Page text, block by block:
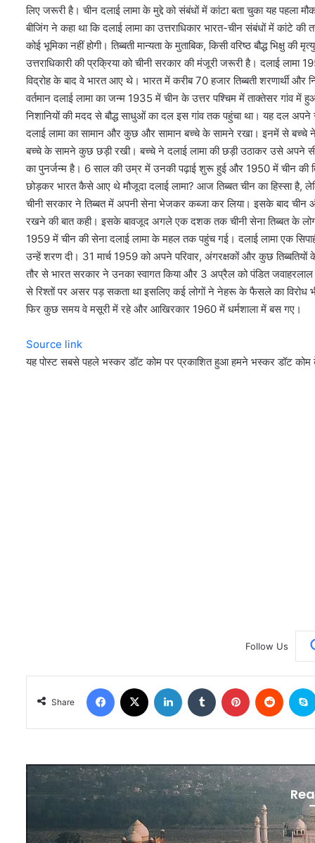
लिए जरूरी है। चीन दलाई लामा के मुद्दे को संबंधों में कांटा बता चुका यह पहला
बीजिंग ने कहा था कि दलाई लामा का उत्तराधिकार भारत-चीन संबंधों में कांटे
कोई भूमिका नहीं होगी। तिब्बती मान्यता के मुताबिक, किसी वरिष्ठ बौद्ध भिक्षु
उत्तराधिकारी की प्रक्रिया को चीनी सरकार की मंजूरी जरूरी है। दलाई
विद्रोह के बाद वे भारत आए थे। भारत में करीब 70 हजार तिब्बती शरणार्थी और
वर्तमान दलाई लामा का जन्म 1935 में चीन के उत्तर पश्चिम में ताक्तेसर गांव में
निशानियों की मदद से बौद्ध साधुओं का दल इस गांव तक पहुंचा था। यह दल
दलाई लामा का सामान और कुछ और सामान बच्चे के सामने रखा। इनमें से बच्चे
बच्चे के सामने कुछ छड़ी रखी। बच्चे ने दलाई लामा की छड़ी उठाकर उसे अपने
का पुनर्जन्म है। 6 साल की उम्र में उनकी पढ़ाई शुरू हुई और 1950 में चीन की
छोड़कर भारत कैसे आए थे मौजूदा दलाई लामा? आज तिब्बत चीन का हिस्सा है,
चीनी सरकार ने तिब्बत में अपनी सेना भेजकर कब्जा कर लिया। इसके बाद चीन
रखने की बात कही। इसके बावजूद अगले एक दशक तक चीनी सेना तिब्बत के लोगों
1959 में चीन की सेना दलाई लामा के महल तक पहुंच गई। दलाई लामा एक
उन्हें शरण दी। 31 मार्च 1959 को अपने परिवार, अंगरक्षकों और कुछ
तौर से भारत सरकार ने उनका स्वागत किया और 3 अप्रैल को पंडित
से रिश्तों पर असर पड़ सकता था इसलिए कई लोगों ने नेहरू के फैसले का विरोध
फिर कुछ समय वे मसूरी में रहे और आखिरकार 1960 में धर्मशाला में बस गए।
Source link
यह पोस्ट सबसे पहले भस्कर डॉट कोम पर प्रकाशित हुआ हमने भस्कर डॉट
Follow Us
Share